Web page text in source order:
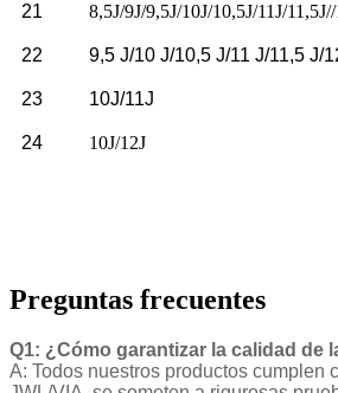
21 8,5J/9J/9,5J/10J/10,5J/11J/
22 9,5 J/10 J/10,5 J/11 J/11,5 J/
23 10J/11J
24 10J/12J
Preguntas frecuentes
Q1: ¿Cómo garantizar la calidad de
A: Todos nuestros productos cumplen